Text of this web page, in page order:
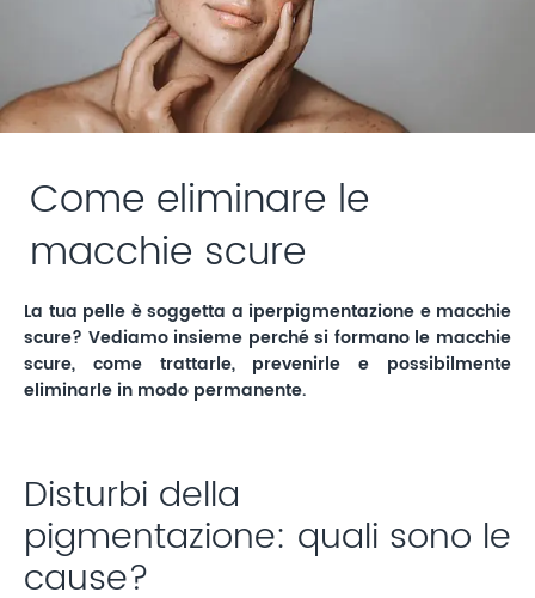
MAGAZINE
Come eliminare le
macchie scure
La tua pelle è soggetta a iperpigmentazione e macchie
scure? Vediamo insieme perché si formano le macchie
scure, come trattarle, prevenirle e possibilmente
eliminarle in modo permanente.
Disturbi della
pigmentazione: quali sono le
cause?